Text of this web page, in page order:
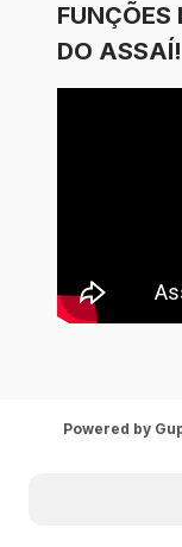
DO ASSAÍ!
Powered by